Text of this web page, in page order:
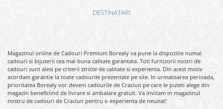
DESTINATARI
Magazinul online de Cadouri Premium Borealy va pune la dispozitie numai
cadouri si bijuterii cea mai buna calitate garantata. Toti furnizorii nostri de
cadouri sunt alesi pe criterii stricte de calitate si experienta. Din acest motiv
acordam garantie la toate cadourile prezentate pe site. In urmatoarea perioada,
prioritatea Borealy vor deveni cadourile de Craciun pe care le puteti alege din
magazin beneficiind de livrare si ambalare gratuit. Va invitam in magazinul
nostru de cadouri de Craciun pentru o experienta de neuitat!